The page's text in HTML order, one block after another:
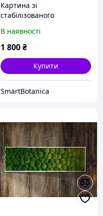
Картина зі
стабілізованого
В наявності
1 800₴
Купити
SmartBotanica